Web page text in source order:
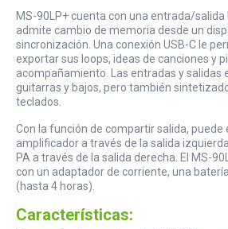
MS-90LP+ cuenta con una entrada/salida
admite cambio de memoria desde un
sincronización. Una conexión USB-C le
exportar sus loops, ideas de canciones y
acompañamiento. Las entradas y salidas
guitarras y bajos, pero también
teclados.
Con la función de compartir salida, puede
amplificador a través de la salida
PA a través de la salida derecha. El MS-
con un adaptador de corriente, una
(hasta 4 horas).
Características: